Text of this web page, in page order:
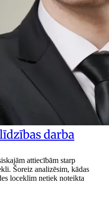
darba
attiecībām starp
Šoreiz analizēsim, kādas
loceklim netiek noteikta